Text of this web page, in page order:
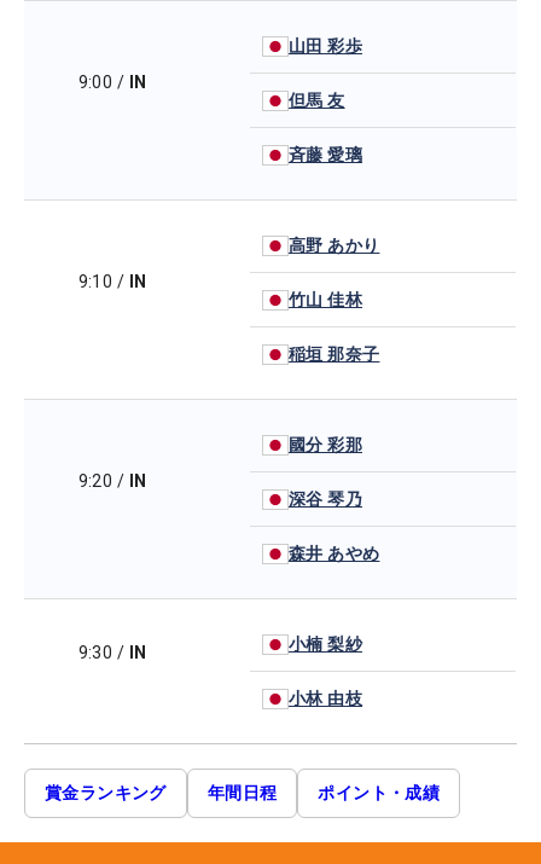
9:00 / IN
山田 彩歩
但馬 友
斉藤 愛璃
9:10 / IN
高野 あかり
竹山 佳林
稲垣 那奈子
9:20 / IN
國分 彩那
深谷 琴乃
森井 あやめ
9:30 / IN 小楠 梨紗
小林 由枝
賞金ランキング 年間日程 ポイント・成績